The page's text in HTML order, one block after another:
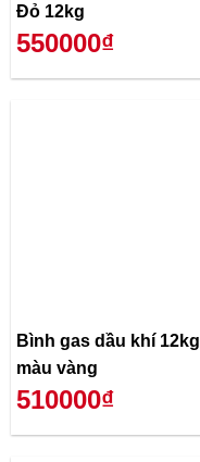
Đỏ 12kg
550000₫
Bình gas dầu khí 12kg
màu vàng
510000₫